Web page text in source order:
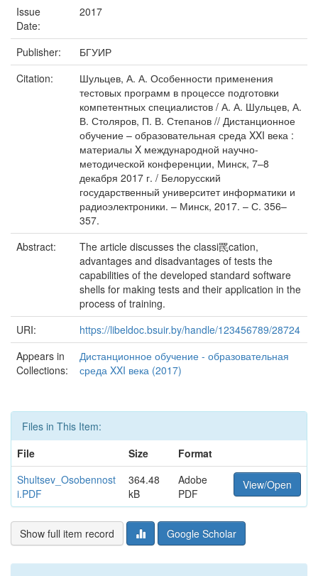
Issue
Date:
2017
Publisher:
БГУИР
Citation:
Шульцев, А. А. Особенности применения
тестовых программ в процессе подготовки
компетентных специалистов / А. А. Шульцев, А.
В. Столяров, П. В. Степанов // Дистанционное
обучение – образовательная среда XXI века :
материалы X международной научно-
методической конференции, Минск, 7–8
декабря 2017 г. / Белорусский
государственный университет информатики и
радиоэлектроники. – Минск, 2017. – С. 356–
357.
Abstract:
The article discusses the classi䍕cation,
advantages and disadvantages of tests the
capabilities of the developed standard software
shells for making tests and their application in the
process of training.
URI:
https://libeldoc.bsuir.by/handle/123456789/28724
Appears in
Collections:
Дистанционное обучение - образовательная
среда XXI века (2017)
Files in This Item:
File
Size
Format
Shultsev_Osobennost
i.PDF
364.48
kB
Adobe
PDF
View/Open
Show full item record Google Scholar